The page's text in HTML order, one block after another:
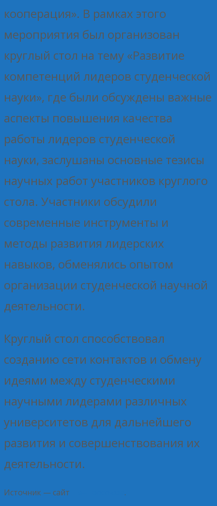
кооперация». В рамках этого
мероприятия был организован
круглый стол на тему «Развитие
компетенций лидеров студенческой
науки», где были обсуждены важные
аспекты повышения качества
работы лидеров студенческой
науки, заслушаны основные тезисы
научных работ участников круглого
стола. Участники обсудили
современные инструменты и
методы развития лидерских
навыков, обменялись опытом
организации студенческой научной
деятельности.
Круглый стол способствовал
созданию сети контактов и обмену
идеями между студенческими
научными лидерами различных
университетов для дальнейшего
развития и совершенствования их
деятельности.
Источник — сайт .